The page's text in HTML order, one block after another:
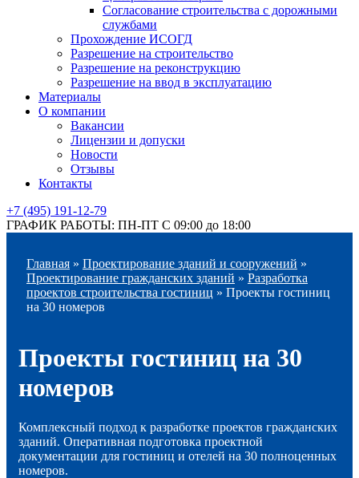
Согласование строительства с дорожными
службами
Прохождение ИСОГД
Разрешение на строительство
Разрешение на реконструкцию
Разрешение на ввод в эксплуатацию
Материалы
О компании
Вакансии
Лицензии и допуски
Новости
Отзывы
Контакты
+7 (495) 191-12-79
ГРАФИК РАБОТЫ: ПН-ПТ С 09:00 до 18:00
Главная » Проектирование зданий и сооружений »
Проектирование гражданских зданий » Разработка
проектов строительства гостиниц » Проекты гостиниц
на 30 номеров
Проекты гостиниц на 30
номеров
Комплексный подход к разработке проектов гражданских
зданий. Оперативная подготовка проектной
документации для гостиниц и отелей на 30 полноценных
номеров.